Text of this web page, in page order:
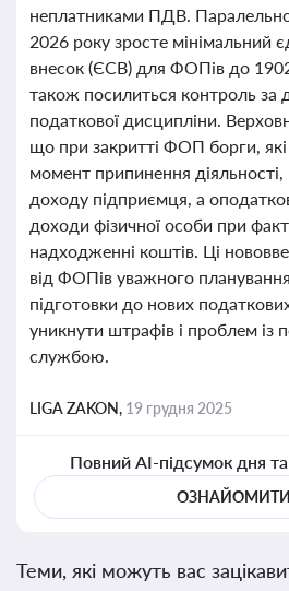
неплатниками ПДВ.
2026 року зросте мінімальний
внесок (ЄСВ) для ФОПів до
також посилиться контроль за
податкової дисципліни.
що при закритті ФОП борги, які
момент припинення
доходу підприємця, а
доходи фізичної особи при
надходженні коштів. Ці
від ФОПів уважного
підготовки до нових
уникнути штрафів і проблем із
службою.
LIGA ZAKON, 19 грудня 2025
Повний AI-підсумок дня
Теми, які можуть вас